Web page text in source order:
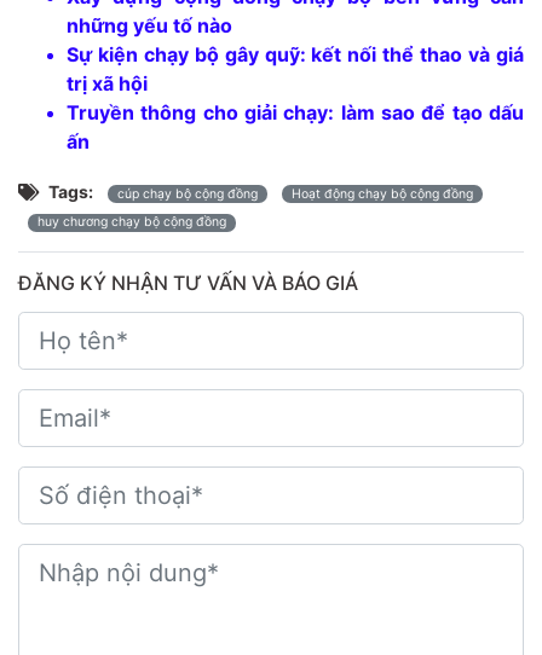
những yếu tố nào
Sự kiện chạy bộ gây quỹ: kết nối thể thao và giá
trị xã hội
Truyền thông cho giải chạy: làm sao để tạo dấu
ấn
Tags: cúp chạy bộ cộng đồng
Hoạt động chạy bộ cộng đồng
huy chương chạy bộ cộng đồng
ĐĂNG KÝ NHẬN TƯ VẤN VÀ BÁO GIÁ